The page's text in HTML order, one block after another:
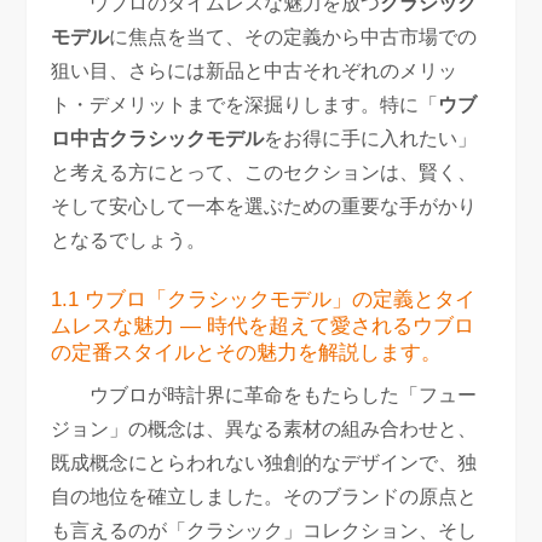
モデルに焦点を当て、その定義から中古市場での
狙い目、さらには新品と中古それぞれのメリッ
ト・デメリットまでを深掘りします。特に「 ウブ
ロ中古クラシックモデルをお得に手に入れたい」
と考える方にとって、このセクションは、賢く、
そして安心して一本を選ぶための重要な手がかり
となるでしょう。
1.1 ウブロ「クラシックモデル」の定義とタイ
ムレスな魅力 — 時代を超えて愛されるウブロ
の定番スタイルとその魅力を解説します。
ウブロが時計界に革命をもたらした「フュー
ジョン」の概念は、異なる素材の組み合わせと、
既成概念にとらわれない独創的なデザインで、独
自の地位を確立しました。そのブランドの原点と
も言えるのが「クラシック」コレクション、そし